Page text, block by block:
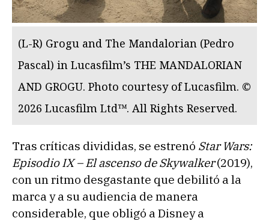
(L-R) Grogu and The Mandalorian (Pedro
Pascal) in Lucasfilm’s THE MANDALORIAN
AND GROGU. Photo courtesy of Lucasfilm. ©
2026 Lucasfilm Ltd™. All Rights Reserved.
Tras críticas divididas, se estrenó Star Wars:
Episodio IX – El ascenso de Skywalker(2019),
con un ritmo desgastante que debilitó a la
marca y a su audiencia de manera
considerable, que obligó a Disney a